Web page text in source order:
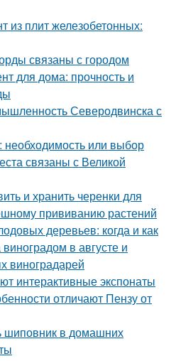
из плит железобетонных:
связаны с городом
для дома: прочность и
Северодвинска с
необходимость или выбор
связаны с Великой
и хранить черенки для
прививанию растений
деревьев: когда и как
в августе и
виноградарей
интерактивные экспонаты
отличают Пензу от
шиповник в домашних